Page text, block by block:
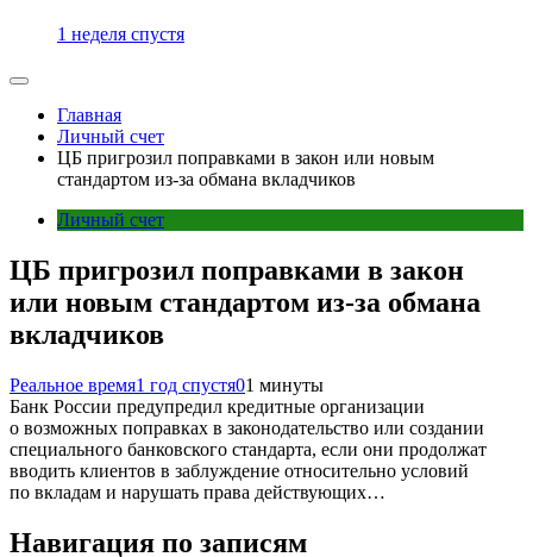
1 неделя спустя
Главная
Личный счет
ЦБ пригрозил поправками в закон или новым
стандартом из-за обмана вкладчиков
Личный счет
ЦБ пригрозил поправками в закон
или новым стандартом из-за обмана
вкладчиков
Реальное время1 год спустя01 минуты
Банк России предупредил кредитные организации
о возможных поправках в законодательство или создании
специального банковского стандарта, если они продолжат
вводить клиентов в заблуждение относительно условий
по вкладам и нарушать права действующих…
Навигация по записям